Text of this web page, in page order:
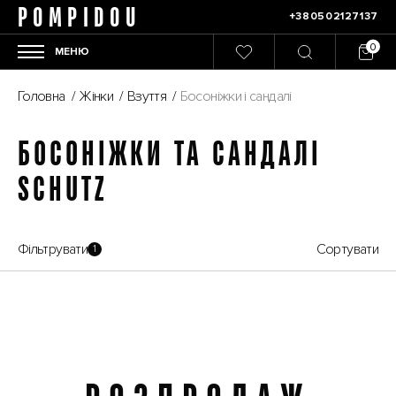
POMPIDOU +380502127137
МЕНЮ
Головна / Жінки / Взуття / Босоніжки і сандалі
БОСОНІЖКИ ТА САНДАЛІ
SCHUTZ
Фільтрувати 1 Сортувати
Розпродаж